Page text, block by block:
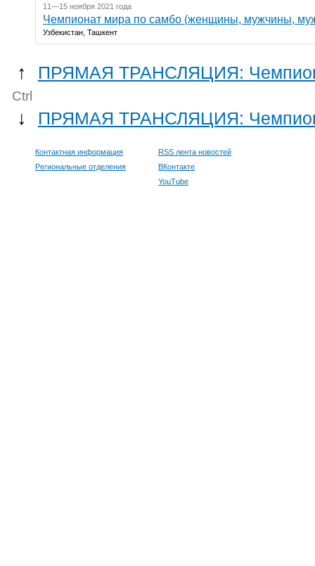
11—15 ноября 2021 года
Чемпионат мира по самбо (женщины, мужчины,
Узбекистан, Ташкент
↑ ПРЯМАЯ ТРАНСЛЯЦИЯ:
Ctrl
↓ ПРЯМАЯ ТРАНСЛЯЦИЯ:
Контактная информация
Региональные отделения
RSS лента новостей
ВКонтакте
YouTube